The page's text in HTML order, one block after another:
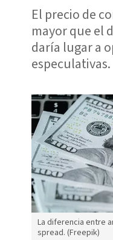
El precio de
mayor que el
daría lugar a
especulativas.
La diferencia entre
spread. (Freepik)